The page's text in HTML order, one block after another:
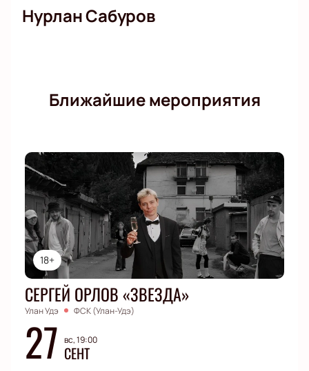
Нурлан Сабуров
Ближайшие мероприятия
18+
СЕРГЕЙ ОРЛОВ «ЗВЕЗДА»
Улан Удэ ФСК (Улан-Удэ)
27 вс, 19:00
СЕНТ